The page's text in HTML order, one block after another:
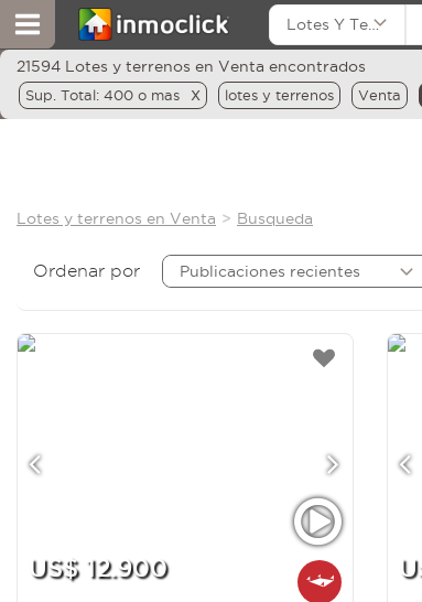
Lotes Y Terrenos
21594 Lotes y terrenos en Venta encontrados
Sup. Total: 400 o mas x lotes y terrenos Venta
Lotes y terrenos en Venta Busqueda
Ordenar por Publicaciones recientes
US$ 12.900